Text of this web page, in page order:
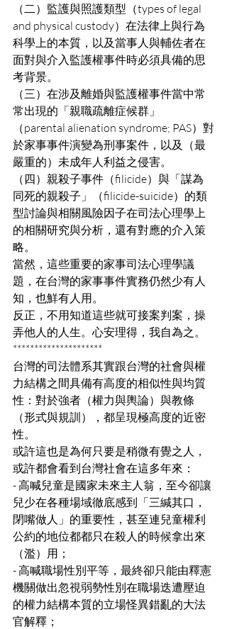
（二）監護與照護類型（types of legal
and physical custody）在法律上與行為
科學上的本質，以及當事人與輔佐者在
面對與介入監護權事件時必須具備的思
考背景。
（三）在涉及離婚與監護權事件當中常
常出現的「親職疏離症候群」
（parental alienation syndrome; PAS）對
於家事事件演變為刑事案件，以及（最
嚴重的）未成年人利益之侵害。
（四）親殺子事件（filicide）與「謀為
同死的親殺子」（filicide-suicide）的類
型討論與相關風險因子在司法心理學上
的相關研究與分析，還有對應的介入策
略。
當然，這些重要的家事司法心理學議
題，在台灣的家事事件實務仍然少有人
知，也鮮有人用。
反正，不用知道這些就可接案判案，操
弄他人的人生。心安理得，我自為之。
*********************
台灣的司法體系其實跟台灣的社會與權
力結構之間具備有高度的相似性與均質
性：對於強者（權力與輿論）與教條
（形式與規訓），都呈現極高度的近密
性。
或許這也是為何只要是稍微有覺之人，
或許都會看到台灣社會在這多年來：
- 高喊兒童是國家未來主人翁，至今卻讓
兒少在各種場域徹底感到「三緘其口，
閉嘴做人」的重要性，甚至連兒童權利
公約的地位都都只在殺人的時候拿出來
（濫）用；
- 高喊職場性別平等，最終卻只能由釋憲
機關做出忽視弱勢性別在職場迭遭壓迫
的權力結構本質的立場怪異錯亂的大法
官解釋；